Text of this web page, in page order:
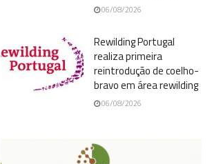
06/08/2026
Rewilding Portugal
realiza primeira
reintrodução de coelho-
bravo em área rewilding
06/08/2026